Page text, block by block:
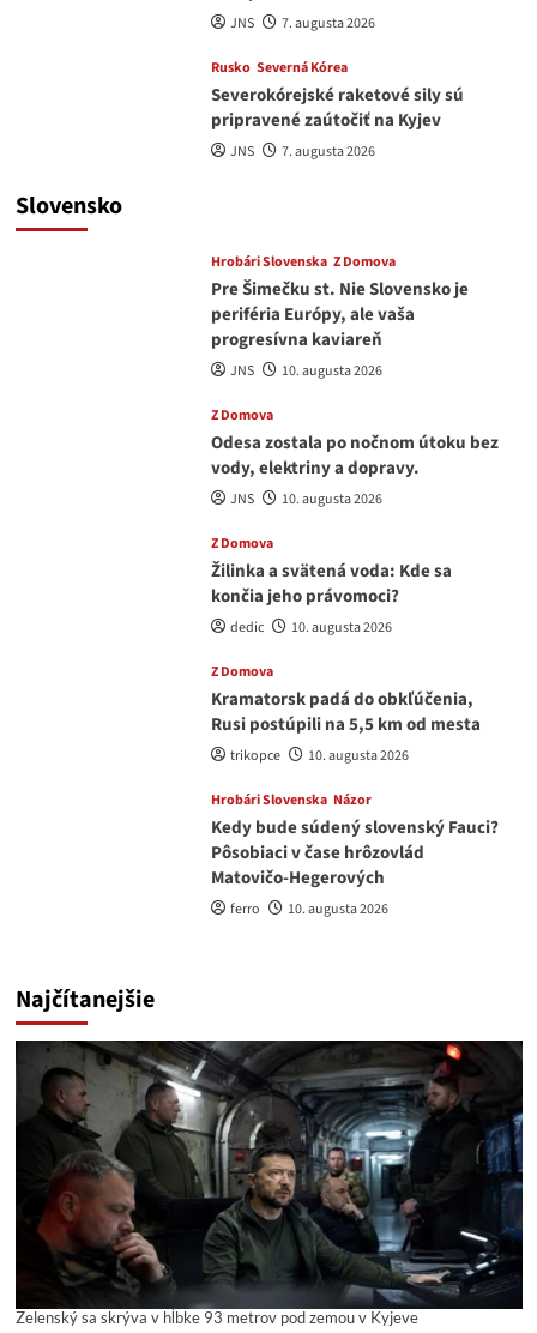
JNS 7. augusta 2026
Rusko Severná Kórea
Severokórejské raketové sily sú
pripravené zaútočiť na Kyjev
JNS 7. augusta 2026
Slovensko
Hrobári Slovenska Z Domova
Pre Šimečku st. Nie Slovensko je
periféria Európy, ale vaša
progresívna kaviareň
JNS 10. augusta 2026
Z Domova
Odesa zostala po nočnom útoku bez
vody, elektriny a dopravy.
JNS 10. augusta 2026
Z Domova
Žilinka a svätená voda: Kde sa
končia jeho právomoci?
dedic 10. augusta 2026
Z Domova
Kramatorsk padá do obkľúčenia,
Rusi postúpili na 5,5 km od mesta
trikopce 10. augusta 2026
Hrobári Slovenska Názor
Kedy bude súdený slovenský Fauci?
Pôsobiaci v čase hrôzovlád
Matovičo-Hegerových
ferro 10. augusta 2026
Najčítanejšie
Zelenský sa skrýva v hĺbke 93 metrov pod zemou v Kyjeve